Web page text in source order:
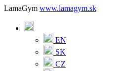
LamaGym www.lamagym.sk
EN
SK
CZ